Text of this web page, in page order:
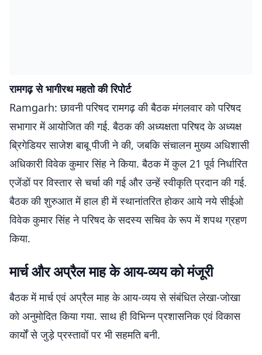
रामगढ़ से भागीरथ महतो की रिपोर्ट
Ramgarh: छावनी परिषद रामगढ़ की बैठक मंगलवार को परिषद
सभागार में आयोजित की गई. बैठक की अध्यक्षता परिषद के अध्यक्ष
ब्रिगेडियर साजेश बाबू पीजी ने की, जबकि संचालन मुख्य अधिशासी
अधिकारी विवेक कुमार सिंह ने किया. बैठक में कुल 21 पूर्व निर्धारित
एजेंडों पर विस्तार से चर्चा की गई और उन्हें स्वीकृति प्रदान की गई.
बैठक की शुरुआत में हाल ही में स्थानांतरित होकर आये नये सीईओ
विवेक कुमार सिंह ने परिषद के सदस्य सचिव के रूप में शपथ ग्रहण
किया.
मार्च और अप्रैल माह के आय-व्यय को मंजूरी
बैठक में मार्च एवं अप्रैल माह के आय-व्यय से संबंधित लेखा-जोखा
को अनुमोदित किया गया. साथ ही विभिन्न प्रशासनिक एवं विकास
कार्यों से जुड़े प्रस्तावों पर भी सहमति बनी.